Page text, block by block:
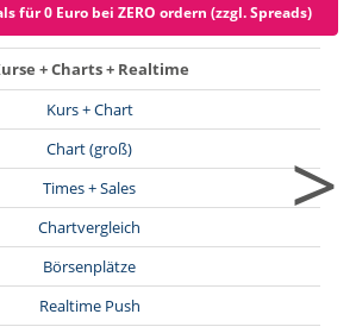
für 0 Euro bei ZERO ordern (zzgl. Spreads)
+ Charts + Realtime
Kurs + Chart
Chart (groß)
Times + Sales
Chartvergleich
Börsenplätze
Realtime Push
>